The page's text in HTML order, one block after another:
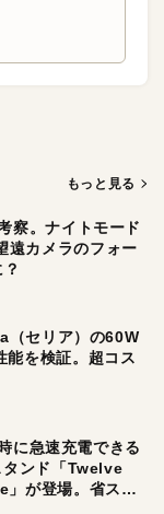
もっと見る
察。ナイトモード
遠カメラのフォー
（セリア）の60W
能を検証。超コス
に急速充電できる
ンド「Twelve
が登場。省スペ
い人にオスス